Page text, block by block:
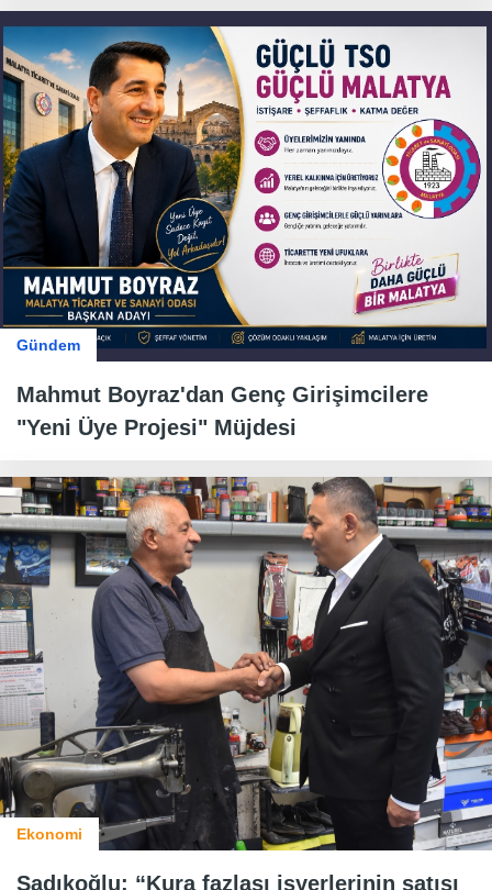
Gündem
Mahmut Boyraz'dan Genç Girişimcilere
"Yeni Üye Projesi" Müjdesi
Ekonomi
Sadıkoğlu: “Kura fazlası işyerlerinin satışı